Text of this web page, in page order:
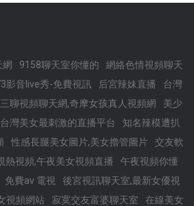
9158聊天室你懂的
網絡色情視頻聊天
影音live秀-免費視訊 后宮辣妹直播
台灣
三聊視頻聊天網,奇摩女孩真人視頻網
美少
灣美女最刺激的直播平台
知名辣模遭扒
性感長腿美女圖片,美女擼管圖片
交友軟
熱視頻,午夜美女視頻直播
午夜視頻你懂
免費av 電視
後宮視訊聊天室,最新女優視
視頻網站 寂寞交友富婆聊天室
在線美女